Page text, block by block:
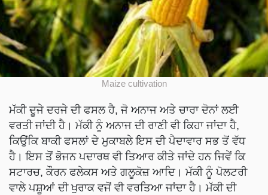
Maize cultivation
ਮੱਕੀ ਦੂਜੇ ਦਰਜੇ ਦੀ ਫਸਲ ਹੈ, ਜੋ ਅਨਾਜ ਅਤੇ ਚਾਰਾ ਦੋਨਾਂ ਲਈ
ਵਰਤੀ ਜਾਂਦੀ ਹੈ। ਮੱਕੀ ਨੂੰ ਅਨਾਜ ਦੀ ਰਾਣੀ ਵੀ ਕਿਹਾ ਜਾਂਦਾ ਹੈ,
ਕਿਉਂਕਿ ਬਾਕੀ ਫਸਲਾਂ ਦੇ ਮੁਕਾਬਲੇ ਇਸ ਦੀ ਪੈਦਾਵਾਰ ਸਭ ਤੋਂ ਵੱਧ
ਹੈ। ਇਸ ਤੋਂ ਭੋਜਨ ਪਦਾਰਥ ਵੀ ਤਿਆਰ ਕੀਤੇ ਜਾਂਦੇ ਹਨ ਜਿਵੇਂ ਕਿ
ਸਟਾਰਚ, ਕੌਰਨ ਫਲੇਕਸ ਅਤੇ ਗਲੂਕੋਜ਼ ਆਦਿ। ਮੱਕੀ ਨੂੰ ਪੋਲਟਰੀ
ਵਾਲੇ ਪਸ਼ੂਆਂ ਦੀ ਖੁਰਾਕ ਵਜੋਂ ਵੀ ਵਰਤਿਆ ਜਾਂਦਾ ਹੈ। ਮੱਕੀ ਦੀ